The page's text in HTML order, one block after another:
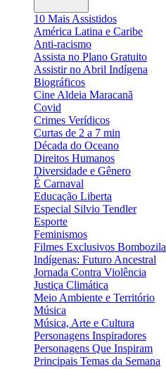
10 Mais Assistidos
América Latina e Caribe
Anti-racismo
Assista no Plano Gratuito
Assistir no Abril Indígena
Biográficos
Cine Aldeia Maracanã
Covid
Crimes Verídicos
Curtas de 2 a 7 min
Década do Oceano
Direitos Humanos
Diversidade e Gênero
É Carnaval
Educação Liberta
Especial Silvio Tendler
Esporte
Feminismos
Filmes Exclusivos Bombozila
Indígenas: Futuro Ancestral
Jornada Contra Violência
Justiça Climática
Meio Ambiente e Território
Música
Música, Arte e Cultura
Personagens Inspiradores
Personagens Que Inspiram
Principais Temas da Semana